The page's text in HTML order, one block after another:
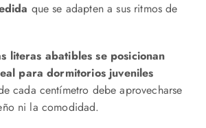
que se adapten a sus ritmos de
literas abatibles se posicionan
para dormitorios juveniles
cada centímetro debe aprovecharse
ni la comodidad.